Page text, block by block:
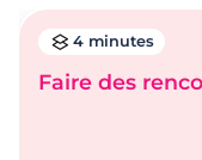
4 minutes
Faire des